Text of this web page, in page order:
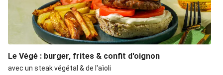
Chili con carne au bœuf et aux haricots noirs
Salade au poulet à la méditerranéenne et aux
grenailles
Spaghetti aux boulettes de poulet
Salade de grenailles au maïs et aux lardons.
Le Végé : burger, frites & confit d'oignon
avec un steak végétal & de l'aïoli